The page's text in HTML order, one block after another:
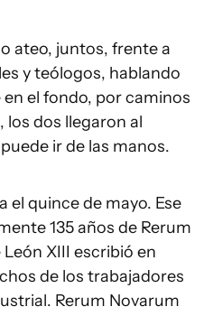
ateo, juntos, frente a
y teólogos, hablando
el fondo, por caminos
dos llegaron al
ir de las manos.
el quince de mayo. Ese
135 años de Rerum
XIII escribió en
de los trabajadores
Rerum Novarum